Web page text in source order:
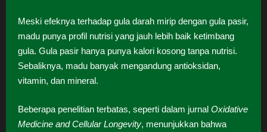
Meski efeknya terhadap gula darah mirip dengan gula pasir,
madu punya profil nutrisi yang jauh lebih baik ketimbang
gula. Gula pasir hanya punya kalori kosong tanpa nutrisi.
Sebaliknya, madu banyak mengandung antioksidan,
vitamin, dan mineral.
Beberapa penelitian terbatas, seperti dalam jurnal Oxidative
Medicine and Cellular Longevity, menunjukkan bahwa